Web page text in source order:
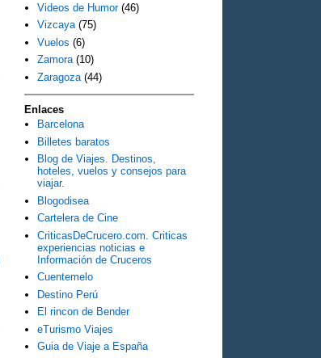
Videos de Humor (46)
Vizcaya (75)
Vuelos (6)
Zamora (10)
Zaragoza (44)
Enlaces
Barcelona
Billetes baratos
Blog de Viajes. Destinos,
hoteles, vuelos y consejos para
viajar.
Blogodisea
Cartelera de Cine
CriticasDeCrucero.com. Criticas
experiencias noticias e
Información de Cruceros
Cuentemelo
Destino Perú
El rincon de Bender
eTurismo Viajes
Guia de Viaje a España